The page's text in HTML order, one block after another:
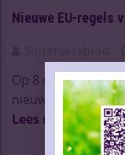
Nieuwe EU-regels
Op 8 december
nieuwe EU-regels
Lees meer